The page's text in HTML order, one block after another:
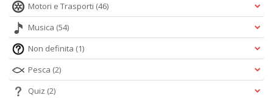
Motori e Trasporti (46)
Musica (54)
Non definita (1)
Pesca (2)
Quiz (2)